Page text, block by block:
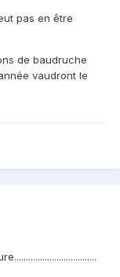
pas en être
de baudruche
vaudront le